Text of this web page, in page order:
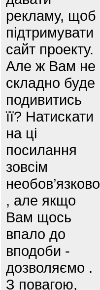
рекламу, щоб
підтримувати
сайт проекту.
Але ж Вам не
складно буде
подивитись
її? Натискати
на ці
посилання
зовсім
необов’язково
, але якщо
Вам щось
впало до
вподоби -
дозволяємо .
З повагою,